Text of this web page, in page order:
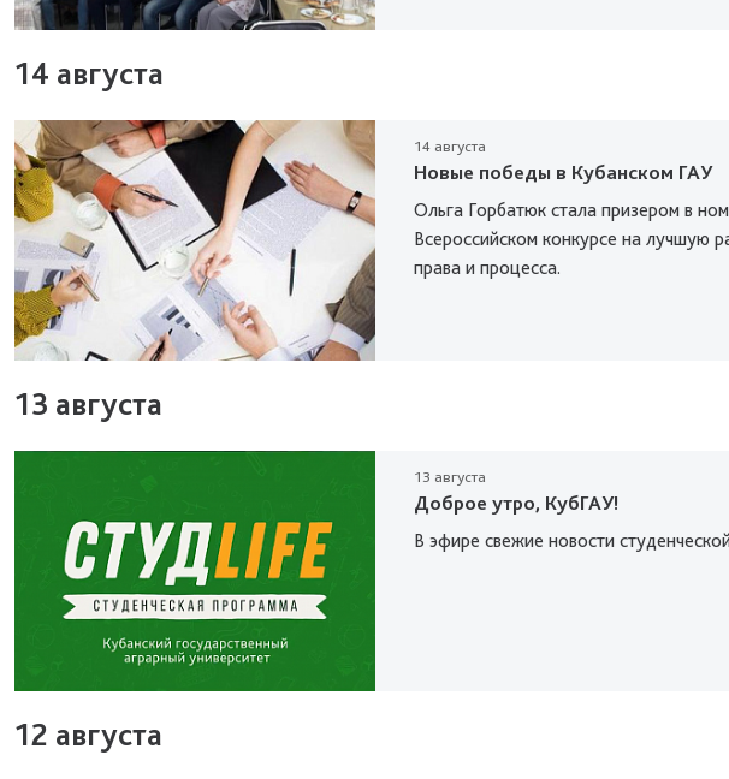
14 августа
14 августа
Новые победы в Кубанском ГАУ
Ольга Горбатюк стала призером в
Всероссийском конкурсе на лучшую
права и процесса.
13 августа
13 августа
Доброе утро, КубГАУ!
В эфире свежие новости
12 августа